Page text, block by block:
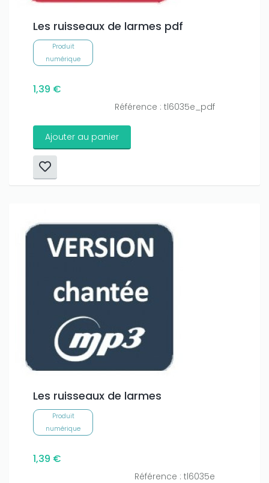
Les ruisseaux de larmes pdf
Produit
numérique
1,39 €
Référence : tl6035e_pdf
Ajouter au panier
Les ruisseaux de larmes
Produit
numérique
1,39 €
Référence : tl6035e